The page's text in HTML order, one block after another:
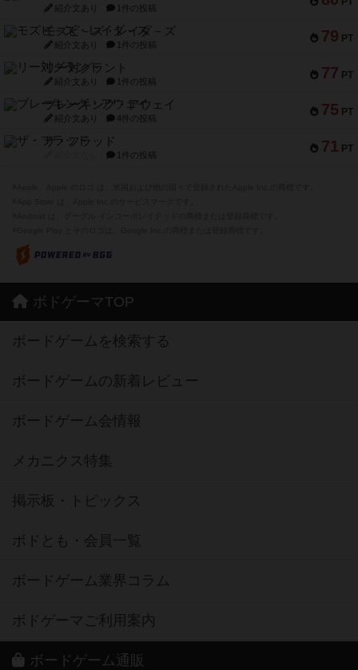
紹介文あり 1件の投稿
79 PT
モズビ－ズ・レイダ－ズ
紹介文あり 1件の投稿
77 PT
リー対グラント
紹介文あり 1件の投稿
75 PT
ブレーキング・アウェイ
紹介文あり 4件の投稿
71 PT
ザ・フラッド
1件の投稿
ボドゲーマTOP
ボードゲームを検索する
ボードゲームの新着レビュー
ボードゲーム会情報
メカニクス特集
掲示板・トピックス
ボドとも・会員一覧
ボードゲーム業界コラム
ボドゲーマご利用案内
ボードゲーム通販